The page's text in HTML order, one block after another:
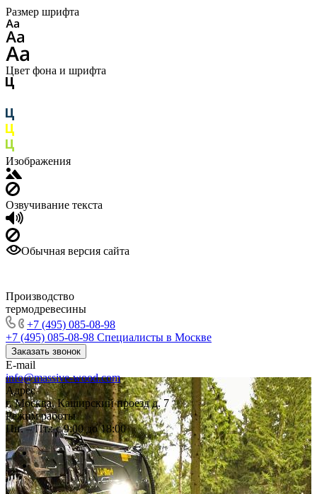
Размер шрифта
Цвет фона и шрифта
Изображения
Озвучивание текста
Обычная версия сайта
Производство
термодревесины
+7 (495) 085-08-98
+7 (495) 085-08-98 Специалисты в Москве
Заказать звонок
E-mail
info@massive-wood.com
Адрес
г. Москва, Каширский проезд д. 7
Режим работы
Пн. – Пт.: с 9:00 до 18:00